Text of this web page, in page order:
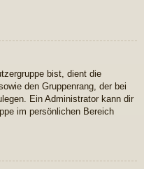
bist, dient die
den Gruppenrang, der bei
Ein Administrator kann dir
im persönlichen Bereich